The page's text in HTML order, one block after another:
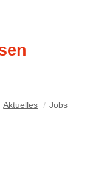
Aktuelles Jobs